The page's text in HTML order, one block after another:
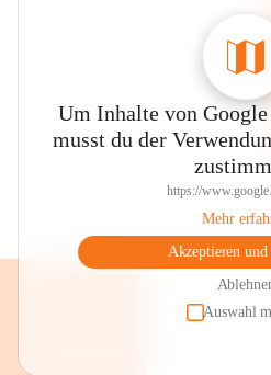
Um Inhalte von
musst du der
https://
Mehr
Akzeptieren und
Auswahl